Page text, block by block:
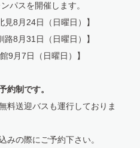
パスを開催します。
見8月24日（日曜日）】
路8月31日（日曜日）】
9月7日（日曜日）】
約制です。
料送迎バスも運行しておりま
みの際にご予約下さい。